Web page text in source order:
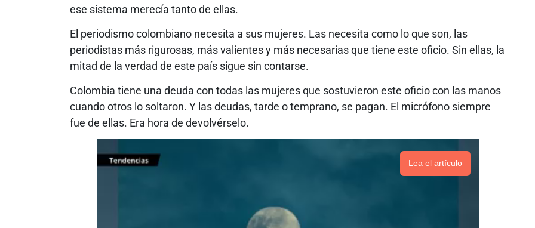
ese sistema merecía tanto de ellas.
El periodismo colombiano necesita a sus mujeres. Las necesita como lo que son, las
periodistas más rigurosas, más valientes y más necesarias que tiene este oficio. Sin ellas, la
mitad de la verdad de este país sigue sin contarse.
Colombia tiene una deuda con todas las mujeres que sostuvieron este oficio con las manos
cuando otros lo soltaron. Y las deudas, tarde o temprano, se pagan. El micrófono siempre
fue de ellas. Era hora de devolvérselo.
Lea el artículo